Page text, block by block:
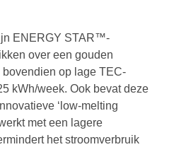
ENERGY STAR™-
over een gouden
op lage TEC-
kWh/week. Ook bevat deze
‘low-melting
met een lagere
het stroomverbruik